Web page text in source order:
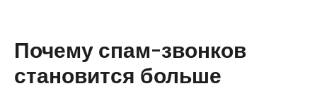
Почему спам-звонков
становится больше